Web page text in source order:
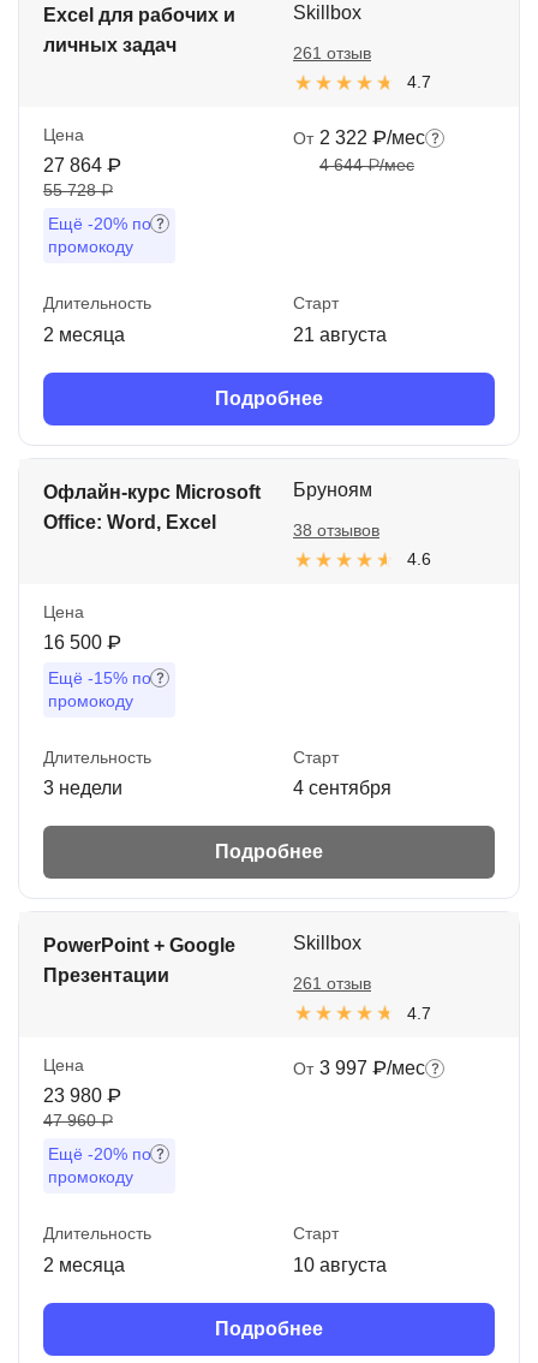
Excel для рабочих и
личных задач
Skillbox
4.7
261 отзыв
Цена
27 864 ₽
55 728 ₽
Ещё -20% по
промокоду
От 2 322 ₽/мес
4 644 ₽/мес
Длительность
2 месяца
Старт
21 августа
Подробнее
Офлайн-курс Microsoft
Office: Word, Excel
Бруноям
4.6
38 отзывов
Цена
16 500 ₽
Ещё -15% по
промокоду
Длительность
3 недели
Старт
4 сентября
Подробнее
PowerPoint + Google
Презентации
Skillbox
4.7
261 отзыв
Цена
23 980 ₽
47 960 ₽
Ещё -20% по
промокоду
От 3 997 ₽/мес
Длительность
2 месяца
Старт
10 августа
Подробнее